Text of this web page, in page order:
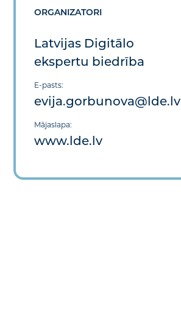
ORGANIZATORI
Latvijas Digitālo
ekspertu biedrība
E-pasts:
evija.gorbunova@lde.lv
Mājaslapa:
www.lde.lv